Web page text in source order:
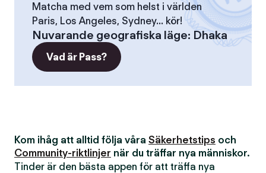
Matcha med vem som helst i världen
Paris, Los Angeles, Sydney... kör!
Nuvarande geografiska läge: Dhaka
Vad är Pass?
Kom ihåg att alltid följa våra Säkerhetstips och
Community-riktlinjer när du träffar nya människor.
Tinder är den bästa appen för att träffa nya